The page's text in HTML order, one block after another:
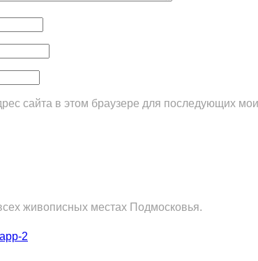
сайта в этом браузере для последующих
живописных местах Подмосковья.
2